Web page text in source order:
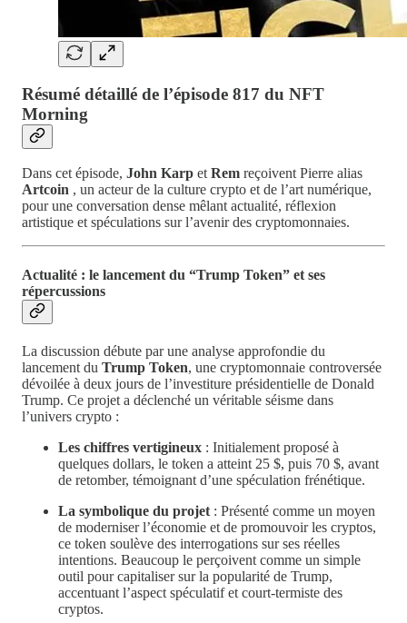
Résumé détaillé de l’épisode 817 du NFT
Morning
Dans cet épisode, John Karp et Rem reçoivent Pierre alias
Artcoin , un acteur de la culture crypto et de l’art numérique,
pour une conversation dense mêlant actualité, réflexion
artistique et spéculations sur l’avenir des cryptomonnaies.
Actualité : le lancement du “Trump Token” et ses
répercussions
La discussion débute par une analyse approfondie du
lancement du Trump Token, une cryptomonnaie controversée
dévoilée à deux jours de l’investiture présidentielle de Donald
Trump. Ce projet a déclenché un véritable séisme dans
l’univers crypto :
Les chiffres vertigineux : Initialement proposé à
quelques dollars, le token a atteint 25 $, puis 70 $, avant
de retomber, témoignant d’une spéculation frénétique.
La symbolique du projet : Présenté comme un moyen
de moderniser l’économie et de promouvoir les cryptos,
ce token soulève des interrogations sur ses réelles
intentions. Beaucoup le perçoivent comme un simple
outil pour capitaliser sur la popularité de Trump,
accentuant l’aspect spéculatif et court-termiste des
cryptos.